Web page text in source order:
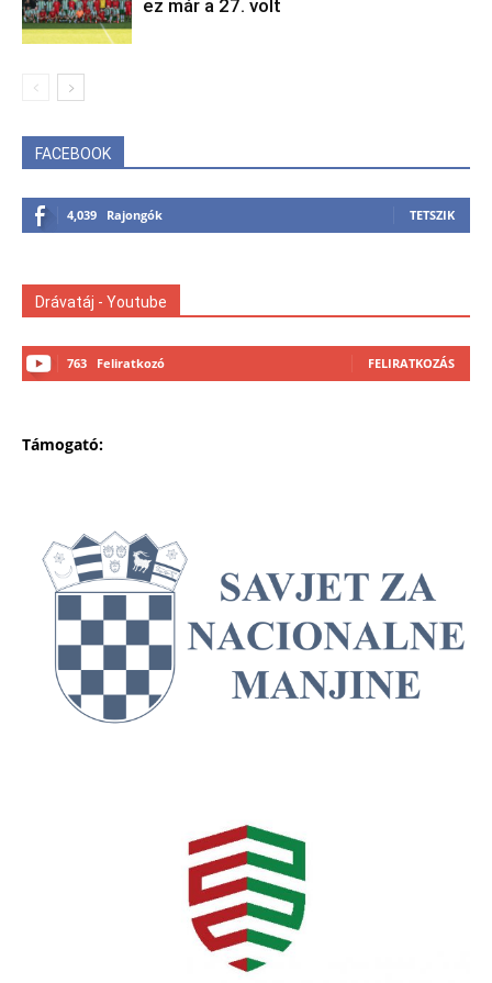
ez már a 27. volt
FACEBOOK
4,039 Rajongók TETSZIK
Drávatáj - Youtube
763 Feliratkozó FELIRATKOZÁS
Támogató: